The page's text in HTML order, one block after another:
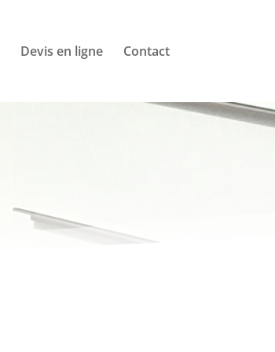
Devis en ligne Contact